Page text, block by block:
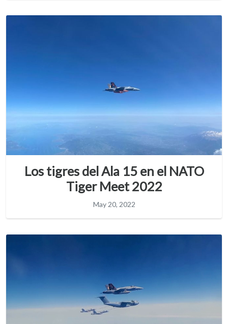
Los tigres del Ala 15 en el NATO
Tiger Meet 2022
May 20, 2022